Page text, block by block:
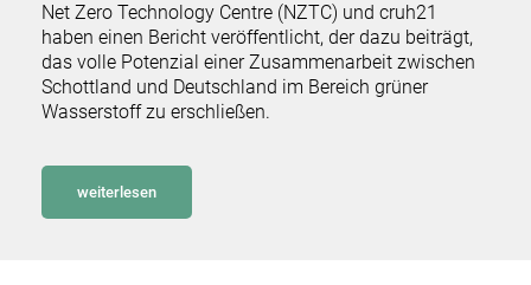
Net Zero Technology Centre (NZTC) und cruh21
haben einen Bericht veröffentlicht, der dazu beiträgt,
das volle Potenzial einer Zusammenarbeit zwischen
Schottland und Deutschland im Bereich grüner
Wasserstoff zu erschließen.
weiterlesen